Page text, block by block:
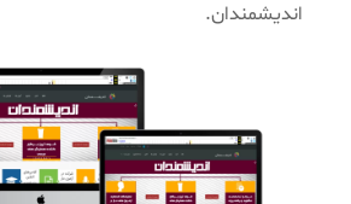
اندیشمندان.